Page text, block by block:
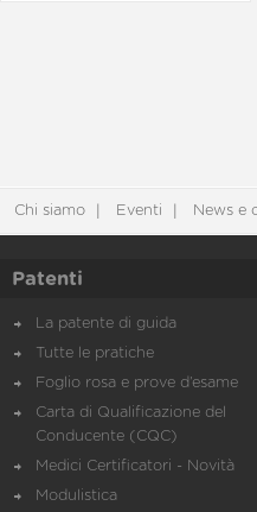
Chi siamo Eventi News e
Patenti
La patente di guida
Tutte le pratiche
Foglio rosa e prove d’esame
Carta di Qualificazione del
Conducente (CQC)
Medici Certificatori - Novità
Modulistica